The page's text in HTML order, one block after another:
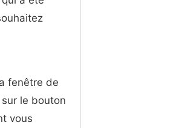
fenêtre de
le bouton
vous